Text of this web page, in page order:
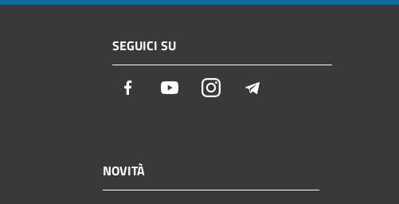
SEGUICI SU
Facebook YoutubeInstagram
NOVITÀ